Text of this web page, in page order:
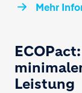
Mehr
Leistung